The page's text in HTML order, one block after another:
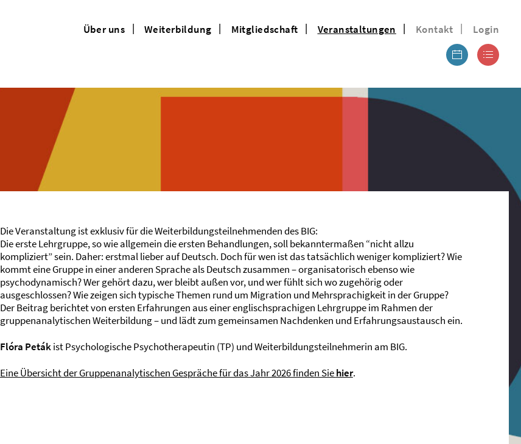
Über uns Weiterbildung Mitgliedschaft Veranstaltungen Kontakt Login
Die Veranstaltung ist exklusiv für die Weiterbildungsteilnehmenden desBIG:
Die erste Lehrgruppe, so wie allgemein die ersten Behandlungen, soll bekanntermaßen “nicht allzu
kompliziert” sein. Daher: erstmal lieber auf Deutsch. Doch für wen ist das tatsächlich weniger kompliziert? Wie
kommt eine Gruppe in einer anderen Sprache als Deutsch zusammen – organisatorisch ebenso wie
psychodynamisch? Wer gehört dazu, wer bleibt außen vor, und wer fühlt sich wo zugehörig oder
ausgeschlossen? Wie zeigen sich typische Themen rund um Migration und Mehrsprachigkeit in der Gruppe?
Der Beitrag berichtet von ersten Erfahrungen aus einer englischsprachigen Lehrgruppe im Rahmen der
gruppenanalytischen Weiterbildung – und lädt zum gemeinsamen Nachdenken und Erfahrungsaustausch ein.
Flóra Petákist Psychologische Psychotherapeutin (TP) und Weiterbildungsteilnehmerin am BIG.
Eine Übersicht der Gruppenanalytischen Gespräche für das Jahr 2026 finden Siehier.